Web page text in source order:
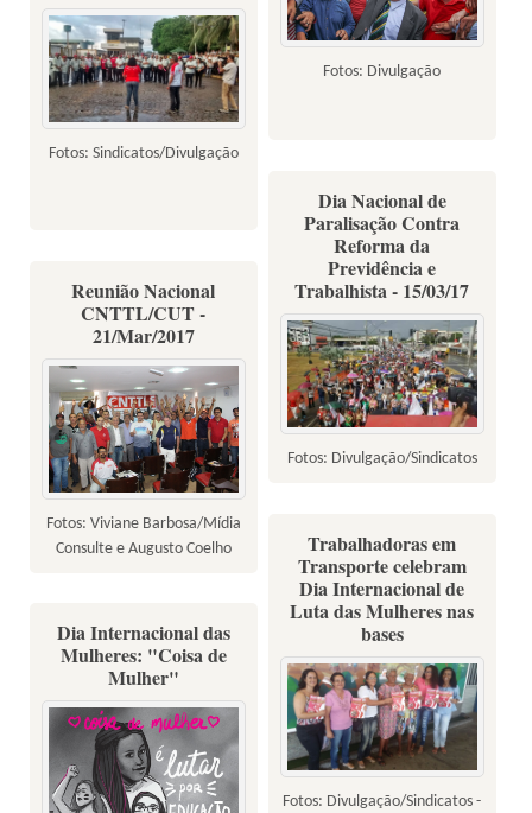
Fotos: Divulgação
Fotos: Sindicatos/Divulgação
Dia Nacional de
Paralisação Contra
Reforma da
Previdência e
Trabalhista - 15/03/17
Fotos: Divulgação/Sindicatos
Reunião Nacional
CNTTL/CUT -
21/Mar/2017
Fotos: Viviane Barbosa/Mídia
Consulte e Augusto Coelho
Trabalhadoras em
Transporte celebram
Dia Internacional de
Luta das Mulheres nas
bases
Fotos: Divulgação/Sindicatos -
Dia Internacional das
Mulheres: "Coisa de
Mulher"